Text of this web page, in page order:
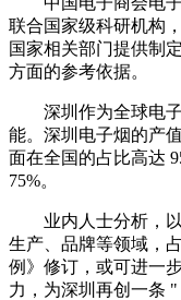
联合国家级科研机构
国家相关部门提供制
方面的参考依据。
深圳作为全球电
能。深圳电子烟的产
面在全国的占比高达
75%。
业内人士分析，
生产、品牌等领域，
例》修订，或可进一
力，为深圳再创一条 "